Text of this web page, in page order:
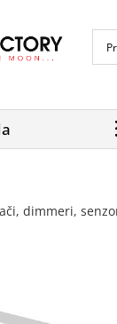
dimmeri,